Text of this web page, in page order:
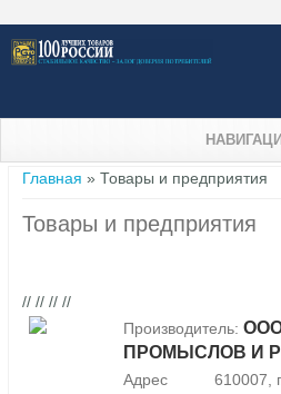
Вы здесь
Главная » Товары и предприятия
Товары и предприятия
// // // //
Производитель:
ПРОМЫСЛОВ И
Адрес
610007,